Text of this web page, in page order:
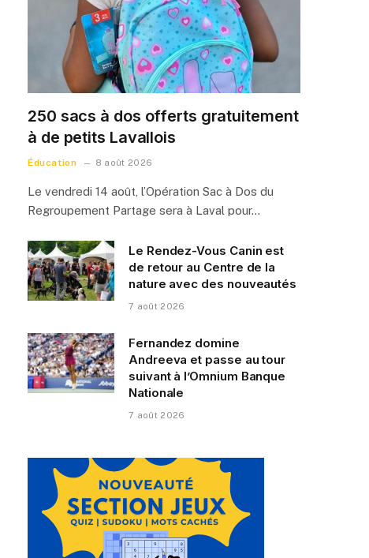
250 sacs à dos offerts gratuitement
à de petits Lavallois
Éducation 8 août 2026
Le vendredi 14 août, l’Opération Sac à Dos du
Regroupement Partage sera à Laval pour…
Le Rendez-Vous Canin est
de retour au Centre de la
nature avec des nouveautés
7 août 2026
Fernandez domine
Andreeva et passe au tour
suivant à l’Omnium Banque
Nationale
7 août 2026